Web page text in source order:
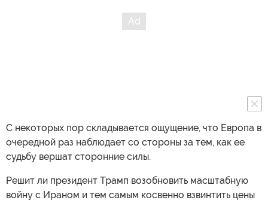
С некоторых пор складывается ощущение, что Европа в
очередной раз наблюдает со стороны за тем, как ее
судьбу вершат сторонние силы.
Решит ли президент Трамп возобновить масштабную
войну с Ираном и тем самым косвенно взвинтить цены